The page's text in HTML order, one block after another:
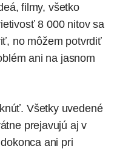
filmy, všetko
8 000 nitov sa
no môžem potvrdiť
ani na jasnom
Všetky uvedené
prejavujú aj v
ani pri